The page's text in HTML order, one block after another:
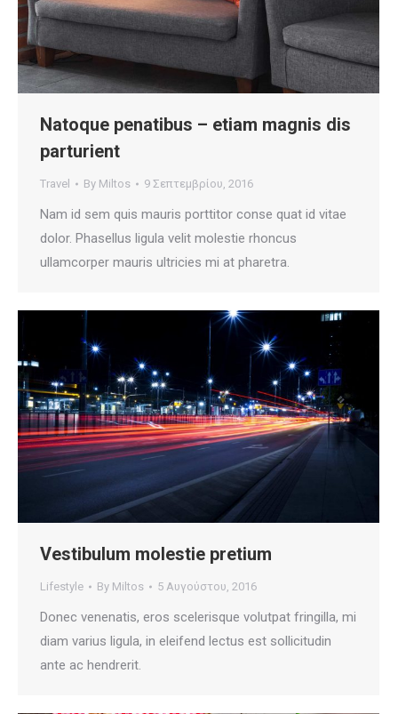
Natoque penatibus – etiam magnis dis
parturient
Travel By Miltos 9 Σεπτεμβρίου, 2016
Nam id sem quis mauris porttitor conse quat id vitae
dolor. Phasellus ligula velit molestie rhoncus
ullamcorper mauris ultricies mi at pharetra.
Vestibulum molestie pretium
Lifestyle By Miltos 5 Αυγούστου, 2016
Donec venenatis, eros scelerisque volutpat fringilla, mi
diam varius ligula, in eleifend lectus est sollicitudin
ante ac hendrerit.